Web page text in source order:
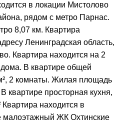
в локации Мистолово
рядом с метро Парнас.
8,07 км. Квартира
Ленинградская область,
Квартира находится на 2
В квартире общей
2 комнаты. Жилая площадь
квартире просторная кухня,
находится в
малоэтажный ЖК Охтинские